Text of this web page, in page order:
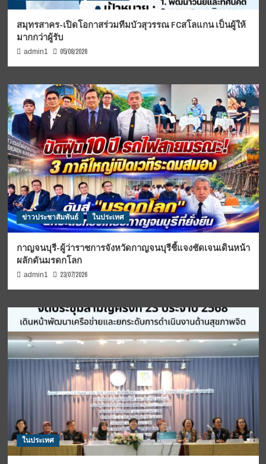
สมุทรสาคร-เปิดโอกาสร่วมทีมบัวสุวรรณ FCสโลแกน เป็นผู้ให้
มากกว่าผู้รับ
admin1 05/08/2026
ข่าวประชาสัมพันธ์ ในประเทศ
กาญจนบุรี-ผู้ว่าราชการจังหวัดกาญจนบุรีชี้แจงชัดเจนเดินหน้า
ผลักดันมรดกโลก
admin1 23/07/2026
ในประเทศ